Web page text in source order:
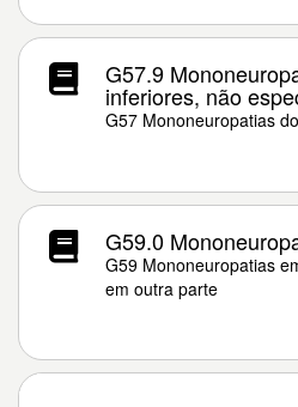
G57.9
inferiores, não
G57 Mononeuropatias
G59.0
G59 Mononeuropatias
em outra parte